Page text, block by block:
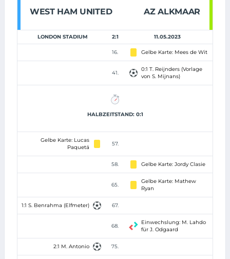
WEST HAM UNITED AZ ALKMAAR
LONDON STADIUM 2:1 11.05.2023
16. Gelbe Karte: Mees de Wit
41.
0:1 T. Reijnders (Vorlage
von S. Mijnans)
HALBZEITSTAND: 0:1
Gelbe Karte: Lucas
Paquetá
57.
58. Gelbe Karte: Jordy Clasie
65.
Gelbe Karte: Mathew
Ryan
1:1 S. Benrahma (Elfmeter) 67.
68.
Einwechslung: M. Lahdo
für J. Odgaard
2:1 M. Antonio 75.